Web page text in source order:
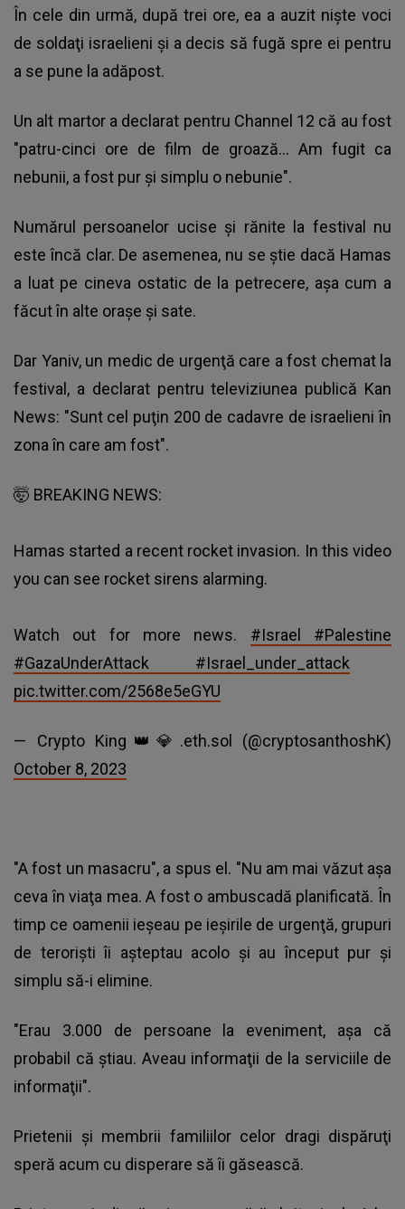
În cele din urmă, după trei ore, ea a auzit nişte voci
de soldaţi israelieni şi a decis să fugă spre ei pentru
a se pune la adăpost.
Un alt martor a declarat pentru Channel 12 că au fost
"patru-cinci ore de film de groază... Am fugit ca
nebunii, a fost pur şi simplu o nebunie".
Numărul persoanelor ucise şi rănite la festival nu
este încă clar. De asemenea, nu se ştie dacă Hamas
a luat pe cineva ostatic de la petrecere, aşa cum a
făcut în alte oraşe şi sate.
Dar Yaniv, un medic de urgenţă care a fost chemat la
festival, a declarat pentru televiziunea publică Kan
News: "Sunt cel puţin 200 de cadavre de israelieni în
zona în care am fost".
🤯 BREAKING NEWS:
Hamas started a recent rocket invasion. In this video
you can see rocket sirens alarming.
Watch out for more news. #Israel
#Palestine
#GazaUnderAttack #Israel_under_attack
pic.twitter.com/2568e5eGYU
— Crypto King👑💎.eth.sol (@cryptosanthoshK)
October 8, 2023
"A fost un masacru", a spus el. "Nu am mai văzut aşa
ceva în viaţa mea. A fost o ambuscadă planificată. În
timp ce oamenii ieşeau pe ieşirile de urgenţă, grupuri
de terorişti îi aşteptau acolo şi au început pur şi
simplu să-i elimine.
"Erau 3.000 de persoane la eveniment, aşa că
probabil că ştiau. Aveau informaţii de la serviciile de
informaţii".
Prietenii şi membrii familiilor celor dragi dispăruţi
speră acum cu disperare să îi găsească.